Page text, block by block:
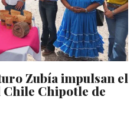
Zubía impulsan el
Chipotle de